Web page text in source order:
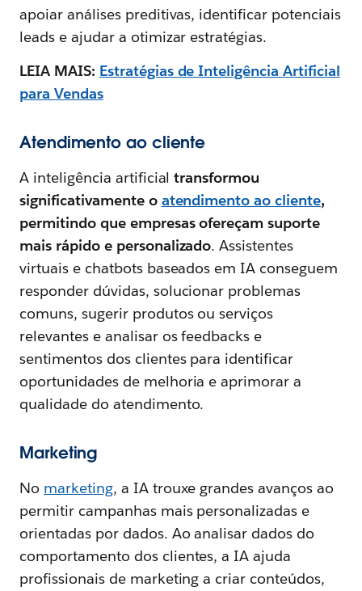
apoiar análises preditivas, identificar potenciais
leads e ajudar a otimizar estratégias.
LEIA MAIS: Estratégias de Inteligência Artificial
para Vendas
Atendimento ao cliente
A inteligência artificialtransformou
significativamente o atendimento ao cliente,
permitindo que empresas ofereçam suporte
mais rápido e personalizado. Assistentes
virtuais e chatbots baseados em IA conseguem
responder dúvidas, solucionar problemas
comuns, sugerir produtos ou serviços
relevantes e analisar os feedbacks e
sentimentos dos clientes para identificar
oportunidades de melhoria e aprimorar a
qualidade do atendimento.
Marketing
No marketing, a IA trouxe grandes avanços ao
permitir campanhas mais personalizadas e
orientadas por dados. Ao analisar dados do
comportamento dos clientes, a IA ajuda
profissionais de marketing a criar conteúdos,